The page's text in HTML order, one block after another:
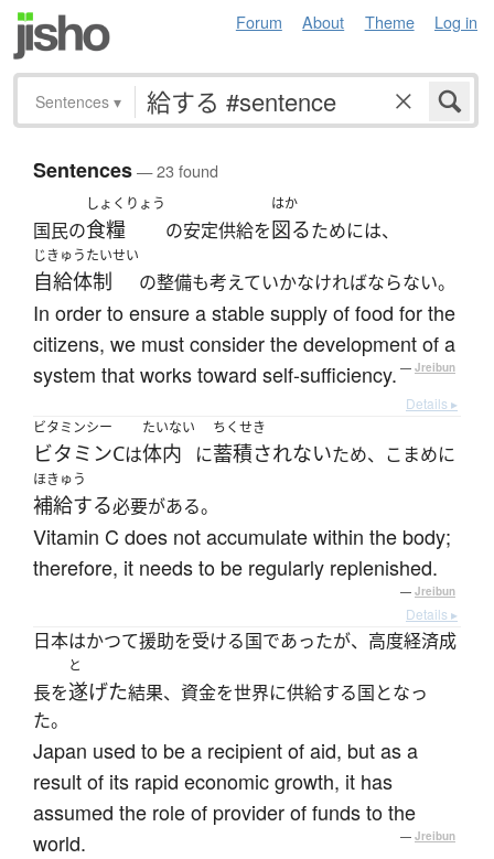
Forum About Theme Log in
Sentences ▾
Sentences— 23 found
国民の
しょくりょう
食糧 の安定供給を
はか
図るためには、
じきゅうたいせい
自給体制 の整備も考えていかなければならない。
In order to ensure a stable supply of food for the
citizens, we must consider the development of a
system that works toward self-sufficiency. — Jreibun
Details ▸
ビタミンシー
ビタミンCは
たいない
体内 に
ちくせき
蓄積されないため、こまめに
ほきゅう
補給する必要がある。
Vitamin C does not accumulate within the body;
therefore, it needs to be regularly replenished.
— Jreibun
Details ▸
日本はかつて援助を受ける国であったが、高度経済成
長を
と
遂げた結果、資金を世界に供給する国となっ
た。
Japan used to be a recipient of aid, but as a
result of its rapid economic growth, it has
assumed the role of provider of funds to the
world.
— Jreibun